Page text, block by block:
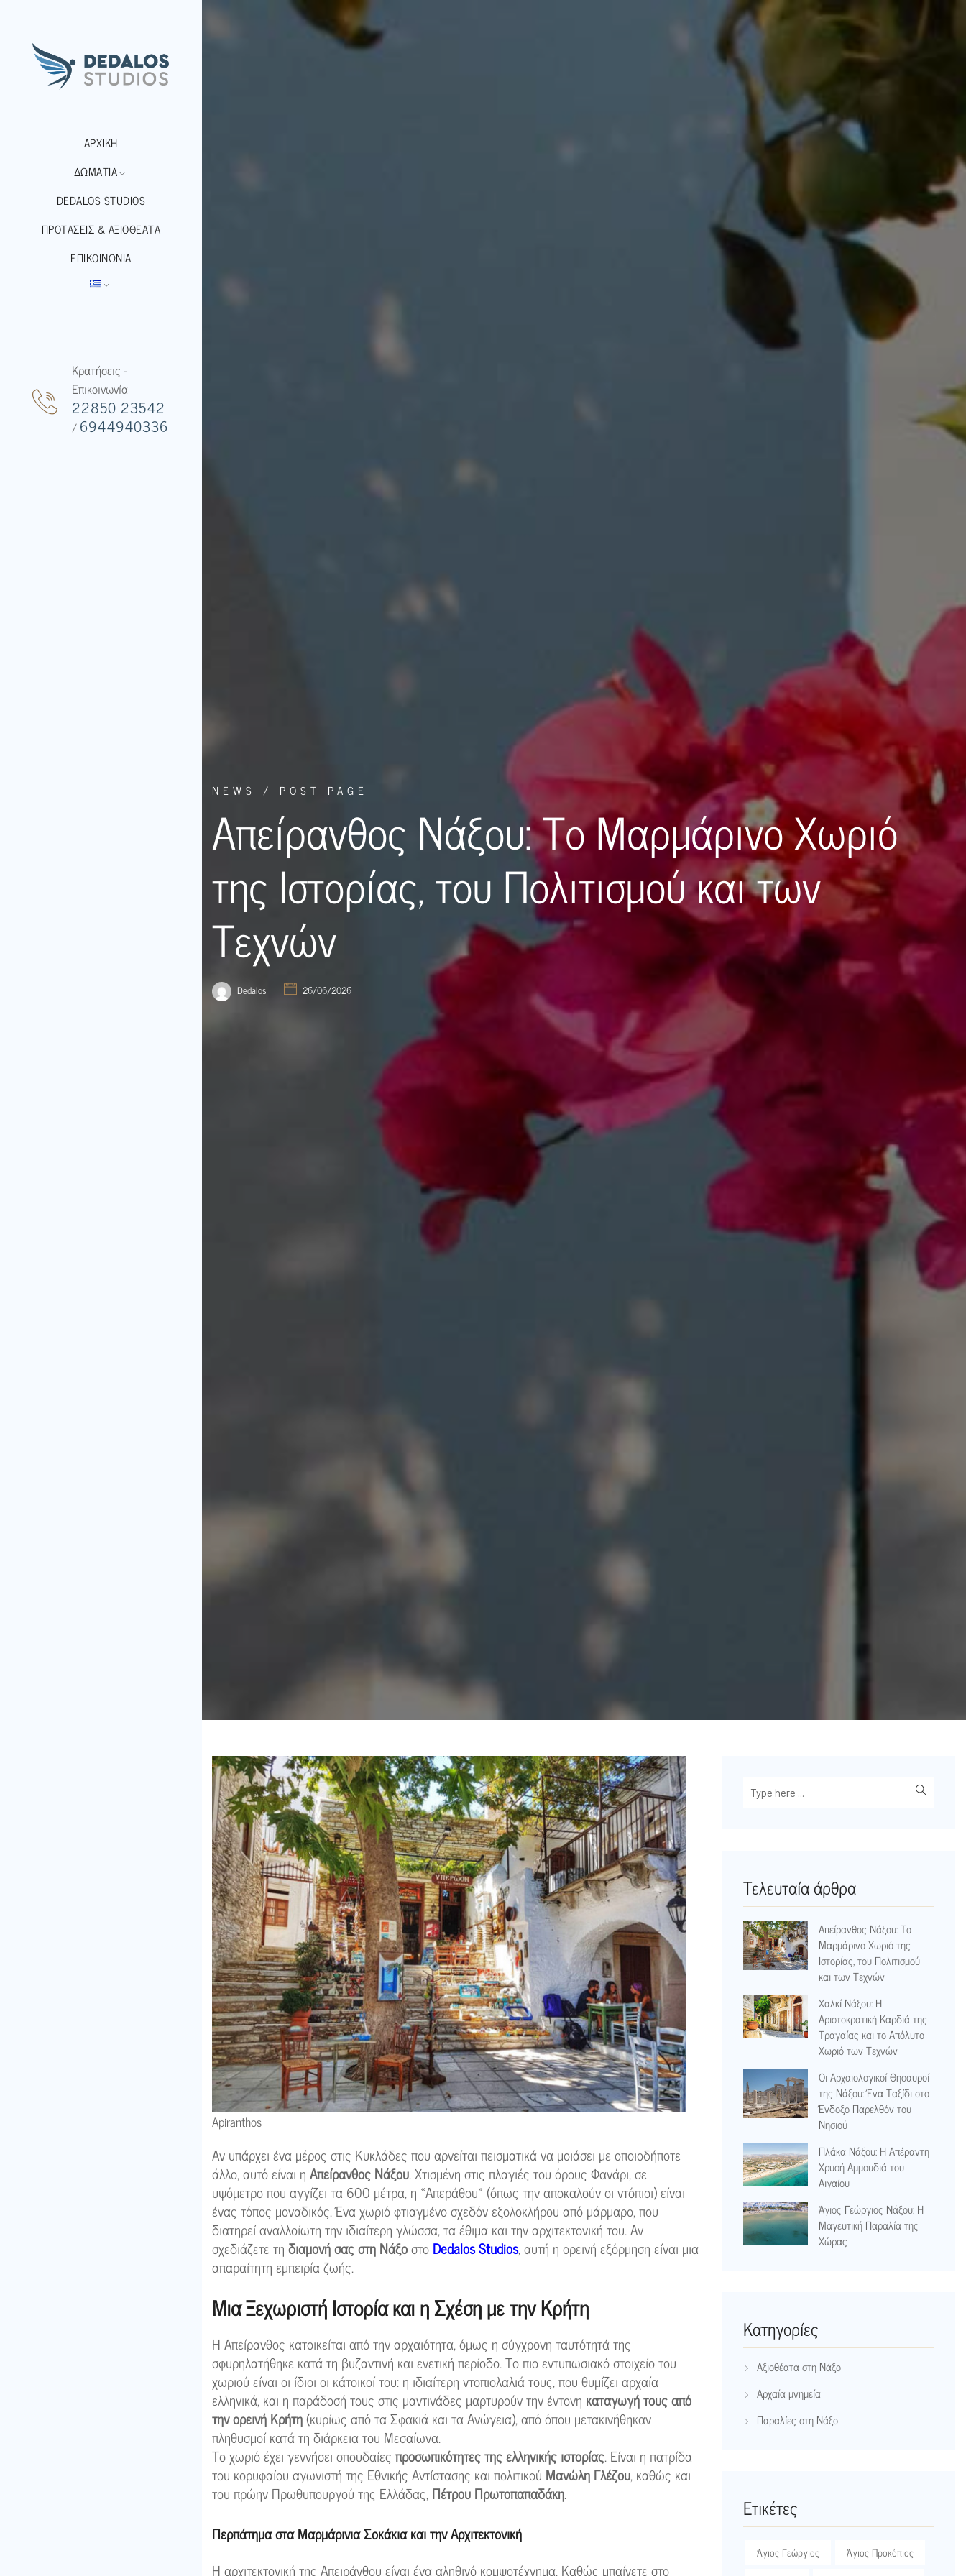
ΑΡΧΙΚΉ
ΔΩΜΑΤΙΑ
DEDALOS STUDIOS
ΠΡΟΤΆΣΕΙΣ & ΑΞΙΟΘΈΑΤΑ
ΕΠΙΚΟΙΝΩΝΊΑ
Κρατήσεις -
Επικοινωνία
22850 23542
/ 6944940336
NEWS / POST PAGE
Απείρανθος Νάξου: Το Μαρμάρινο Χωριό
της Ιστορίας, του Πολιτισμού και των
Τεχνών
Dedalos 26/06/2026
Apiranthos
Αν υπάρχει ένα μέρος στις Κυκλάδες που αρνείται πεισματικά να μοιάσει με οποιοδήποτε
άλλο, αυτό είναι η Απείρανθος Νάξου. Χτισμένη στις πλαγιές του όρους Φανάρι, σε
υψόμετρο που αγγίζει τα 600 μέτρα, η «Απεράθου» (όπως την αποκαλούν οι ντόπιοι) είναι
ένας τόπος μοναδικός. Ένα χωριό φτιαγμένο σχεδόν εξολοκλήρου από μάρμαρο, που
διατηρεί αναλλοίωτη την ιδιαίτερη γλώσσα, τα έθιμα και την αρχιτεκτονική του. Αν
σχεδιάζετε τη διαμονή σας στη Νάξοστο Dedalos Studios, αυτή η ορεινή εξόρμηση είναι μια
απαραίτητη εμπειρία ζωής.
Μια Ξεχωριστή Ιστορία και η Σχέση με την Κρήτη
Η Απείρανθος κατοικείται από την αρχαιότητα, όμως η σύγχρονη ταυτότητά της
σφυρηλατήθηκε κατά τη βυζαντινή και ενετική περίοδο. Το πιο εντυπωσιακό στοιχείο του
χωριού είναι οι ίδιοι οι κάτοικοί του: η ιδιαίτερη ντοπιολαλιά τους, που θυμίζει αρχαία
ελληνικά, και η παράδοσή τους στις μαντινάδες μαρτυρούν την έντονη καταγωγή τους από
την ορεινή Κρήτη(κυρίως από τα Σφακιά και τα Ανώγεια), από όπου μετακινήθηκαν
πληθυσμοί κατά τη διάρκεια του Μεσαίωνα.
Το χωριό έχει γεννήσει σπουδαίες προσωπικότητες της ελληνικής ιστορίας. Είναι η πατρίδα
του κορυφαίου αγωνιστή της Εθνικής Αντίστασης και πολιτικού Μανώλη Γλέζου, καθώς και
του πρώην Πρωθυπουργού της Ελλάδας, Πέτρου Πρωτοπαπαδάκη.
Περπάτημα στα Μαρμάρινια Σοκάκια και την Αρχιτεκτονική
Η αρχιτεκτονική της Απειράνθου είναι ένα αληθινό κομψοτέχνημα. Καθώς μπαίνετε στο
Τελευταία άρθρα
Απείρανθος Νάξου: Το
Μαρμάρινο Χωριό της
Ιστορίας, του Πολιτισμού
και των Τεχνών
Χαλκί Νάξου: Η
Αριστοκρατική Καρδιά της
Τραγαίας και το Απόλυτο
Χωριό των Τεχνών
Οι Αρχαιολογικοί Θησαυροί
της Νάξου: Ένα Ταξίδι στο
Ένδοξο Παρελθόν του
Νησιού
Πλάκα Νάξου: Η Απέραντη
Χρυσή Αμμουδιά του
Αιγαίου
Άγιος Γεώργιος Νάξου: Η
Μαγευτική Παραλία της
Χώρας
Kατηγορίες
Αξιοθέατα στη Νάξο
Αρχαία μνημεία
Παραλίες στη Νάξο
Ετικέτες
Άγιος Γεώργιος
Άγιος Προκόπιος